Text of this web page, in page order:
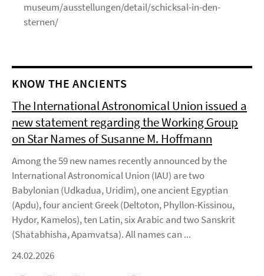
museum/ausstellungen/detail/schicksal-in-den-
sternen/
KNOW THE ANCIENTS
The International Astronomical Union issued a
new statement regarding the Working Group
on Star Names of Susanne M. Hoffmann
Among the 59 new names recently announced by the
International Astronomical Union (IAU) are two
Babylonian (Udkadua, Uridim), one ancient Egyptian
(Apdu), four ancient Greek (Deltoton, Phyllon-Kissinou,
Hydor, Kamelos), ten Latin, six Arabic and two Sanskrit
(Shatabhisha, Apamvatsa). All names can ...
24.02.2026